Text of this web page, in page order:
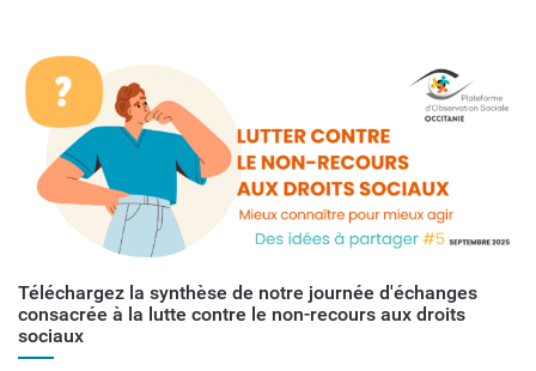
Téléchargez la synthèse de notre journée d'échanges
consacrée à la lutte contre le non-recours aux droits
sociaux